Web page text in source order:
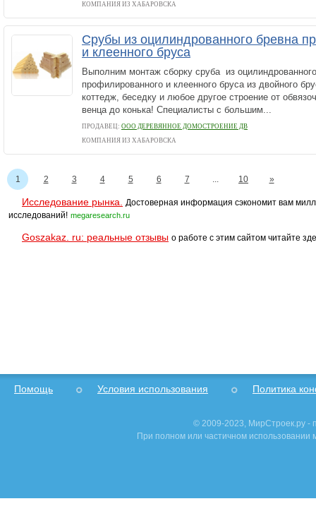
КОМПАНИЯ ИЗ ХАБАРОВСКА
Срубы из оцилиндрованного бревна
и клеенного бруса
Выполним монтаж сборку сруба из
профилированного и клеенного бруса из двойного
коттедж, беседку и любое другое строение от
венца до конька! Специалисты с большим...
ПРОДАВЕЦ: ООО ДЕРЕВЯННОЕ ДОМОСТРОЕНИЕ ДВ
КОМПАНИЯ ИЗ ХАБАРОВСКА
1 2 3 4 5 6 7 ... 10 »
Исследование рынка.
Достоверная информация сэкономит вам
исследований! megaresearch.ru
Goszakaz. ru: реальные отзывы о работе с этим сайтом читайте
Помощь Условия использования Политика
© 2009-2023, МирСтроек.ру -
При полном или частичном использовании